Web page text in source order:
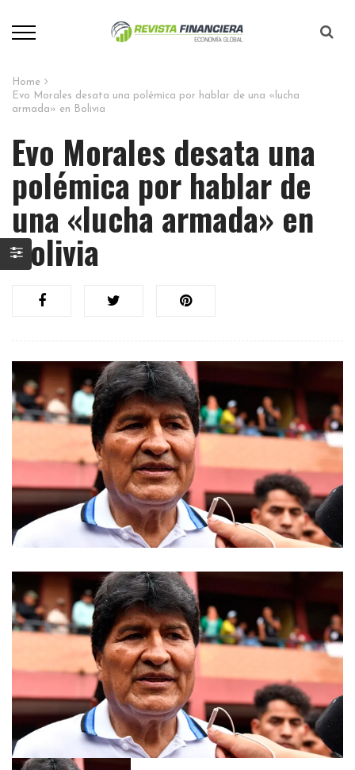
Home
Evo Morales desata una polémica por hablar de una «lucha
armada» en Bolivia
Evo Morales desata una
polémica por hablar de
una «lucha armada» en
Bolivia